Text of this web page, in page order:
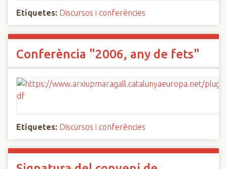
Etiquetes: Discursos i conferències
Conferència "2006, any de fets"
Etiquetes: Discursos i conferències